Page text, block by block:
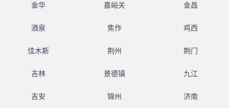
金华 嘉峪关 金昌
酒泉 焦作 鸡西
佳木斯 荆州 荆门
吉林 景德镇 九江
吉安 锦州 济南